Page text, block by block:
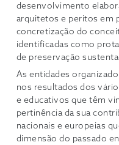
desenvolvimento
arquitetos e peritos em
concretização do
identificadas como
de preservação
As entidades
nos resultados dos
e educativos que têm
pertinência da sua
nacionais e europeias
dimensão do passado